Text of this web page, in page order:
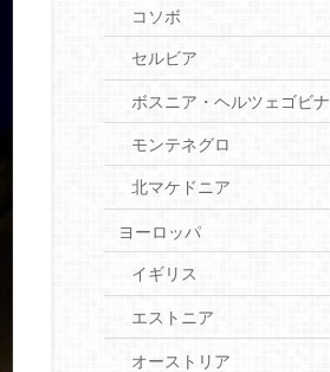
コソボ
セルビア
ボスニア・ヘルツェゴビナ
モンテネグロ
北マケドニア
ヨーロッパ
イギリス
エストニア
オーストリア